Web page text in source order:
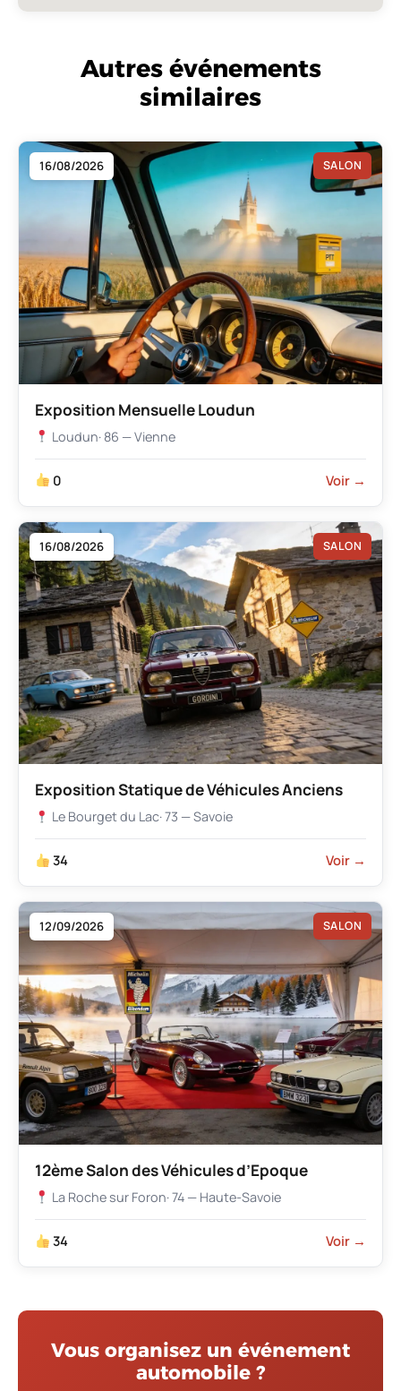
Autres événements
similaires
16/08/2026 SALON
Exposition Mensuelle Loudun
Loudun· 86 — Vienne
0 Voir →
16/08/2026 SALON
Exposition Statique de Véhicules Anciens
Le Bourget du Lac· 73 — Savoie
34 Voir →
12/09/2026 SALON
12ème Salon des Véhicules d’Epoque
La Roche sur Foron· 74 — Haute-Savoie
34 Voir →
Vous organisez un événement
automobile ?